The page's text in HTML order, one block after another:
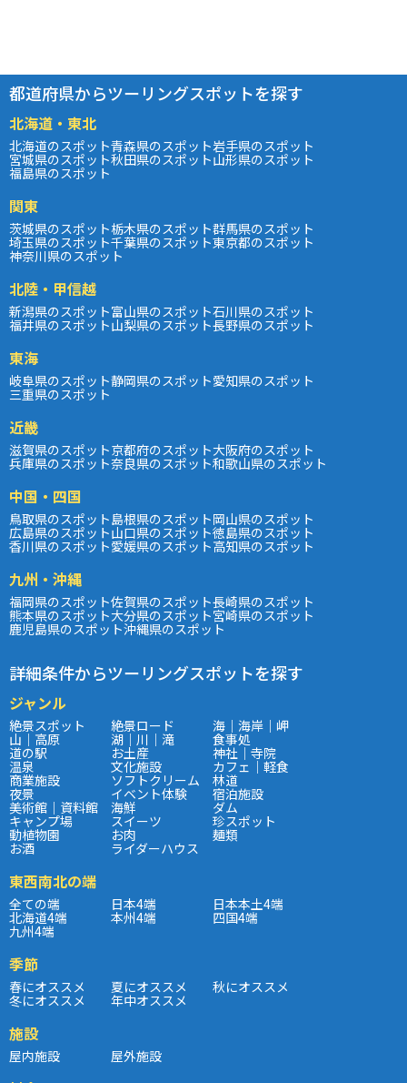
都道府県からツーリングスポットを探す
北海道・東北
北海道のスポット青森県のスポット岩手県のスポット
宮城県のスポット秋田県のスポット山形県のスポット
福島県のスポット
関東
茨城県のスポット栃木県のスポット群馬県のスポット
埼玉県のスポット千葉県のスポット東京都のスポット
神奈川県のスポット
北陸・甲信越
新潟県のスポット富山県のスポット石川県のスポット
福井県のスポット山梨県のスポット長野県のスポット
東海
岐阜県のスポット静岡県のスポット愛知県のスポット
三重県のスポット
近畿
滋賀県のスポット京都府のスポット大阪府のスポット
兵庫県のスポット奈良県のスポット和歌山県のスポット
中国・四国
鳥取県のスポット島根県のスポット岡山県のスポット
広島県のスポット山口県のスポット徳島県のスポット
香川県のスポット愛媛県のスポット高知県のスポット
九州・沖縄
福岡県のスポット佐賀県のスポット長崎県のスポット
熊本県のスポット大分県のスポット宮崎県のスポット
鹿児島県のスポット沖縄県のスポット
詳細条件からツーリングスポットを探す
ジャンル
絶景スポット 絶景ロード 海｜海岸｜岬
山｜高原 湖｜川｜滝 食事処
道の駅 お土産 神社｜寺院
温泉 文化施設 カフェ｜軽食
商業施設 ソフトクリーム 林道
夜景 イベント体験 宿泊施設
美術館｜資料館 海鮮 ダム
キャンプ場 スイーツ 珍スポット
動植物園 お肉 麺類
お酒 ライダーハウス
東西南北の端
全ての端 日本4端 日本本土4端
北海道4端 本州4端 四国4端
九州4端
季節
春にオススメ 夏にオススメ 秋にオススメ
冬にオススメ 年中オススメ
施設
屋内施設 屋外施設